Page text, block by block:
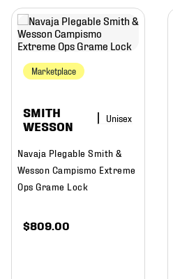
Marketplace
SMITH
WESSON
Navaja Plegable Smith &
Wesson Campismo Extreme
Ops Grame Lock
$809 00